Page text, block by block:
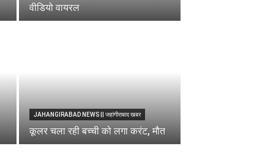
वीडियो वायरल
JAHANGIRABAD NEWS || जहांगीराबाद खबर
कूलर चला रही बच्ची को लगा करंट, मौत